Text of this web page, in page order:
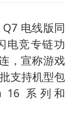
电线版同
电竞专链功
，宣称游戏
支持机型包
16 系列和